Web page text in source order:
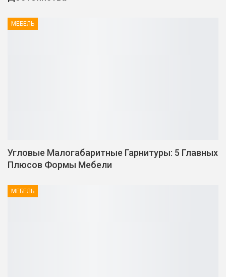
МЕБЕЛЬ
Угловые Малогабаритные Гарнитуры: 5 Главных
Плюсов Формы Мебели
МЕБЕЛЬ